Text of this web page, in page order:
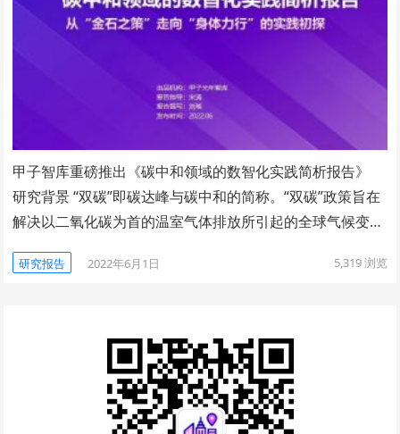
甲子智库重磅推出《碳中和领域的数智化实践简析报告》
研究背景 “双碳”即碳达峰与碳中和的简称。“双碳”政策旨在
解决以二氧化碳为首的温室气体排放所引起的全球气候变…
研究报告 2022年6月1日 5,319浏览